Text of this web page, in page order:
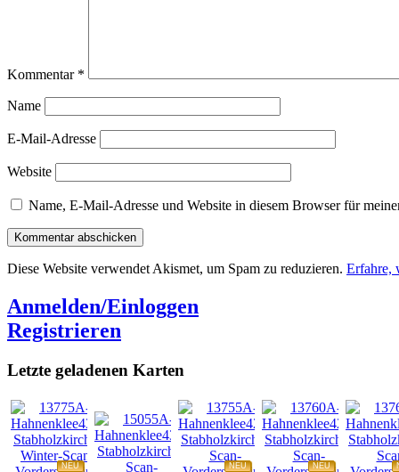
Kommentar *
Name
E-Mail-Adresse
Website
Name, E-Mail-Adresse und Website in diesem Browser für
Diese Website verwendet Akismet, um Spam zu reduzieren. Erfahre,
Anmelden/Einloggen
Registrieren
Letzte geladenen Karten
NEU NEU NEU